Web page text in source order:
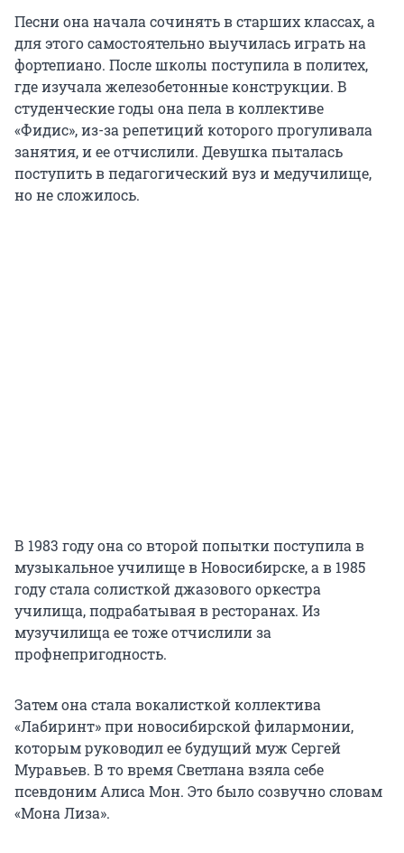
Песни она начала сочинять в старших классах, а
для этого самостоятельно выучилась играть на
фортепиано. После школы поступила в политех,
где изучала железобетонные конструкции. В
студенческие годы она пела в коллективе
«Фидис», из-за репетиций которого прогуливала
занятия, и ее отчислили. Девушка пыталась
поступить в педагогический вуз и медучилище,
но не сложилось.
В 1983 году она со второй попытки поступила в
музыкальное училище в Новосибирске, а в 1985
году стала солисткой джазового оркестра
училища, подрабатывая в ресторанах. Из
музучилища ее тоже отчислили за
профнепригодность.
Затем она стала вокалисткой коллектива
«Лабиринт» при новосибирской филармонии,
которым руководил ее будущий муж Сергей
Муравьев. В то время Светлана взяла себе
псевдоним Алиса Мон. Это было созвучно словам
«Мона Лиза».